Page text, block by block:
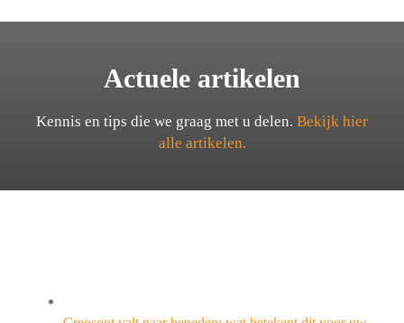
Actuele artikelen
Kennis en tips die we graag met u delen. Bekijk hier
alle artikelen.